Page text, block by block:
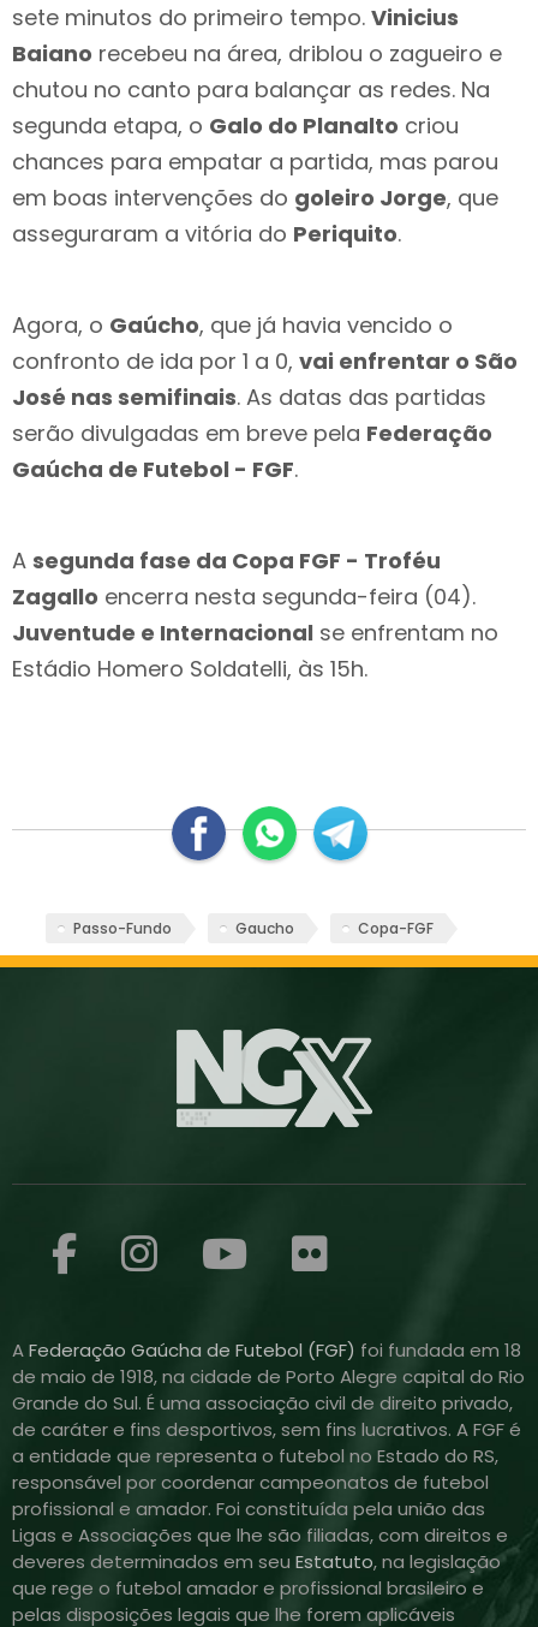
sete minutos do primeiro tempo. Vinicius
Baiano recebeu na área, driblou o zagueiro e
chutou no canto para balançar as redes. Na
segunda etapa, o Galo do Planalto criou
chances para empatar a partida, mas parou
em boas intervenções do goleiro Jorge, que
asseguraram a vitória do Periquito.
Agora, o Gaúcho, que já havia vencido o
confronto de ida por 1 a 0, vai enfrentar o São
José nas semifinais. As datas das partidas
serão divulgadas em breve pela Federação
Gaúcha de Futebol - FGF.
A segunda fase da Copa FGF - Troféu
Zagallo encerra nesta segunda-feira (04).
Juventude e Internacional se enfrentam no
Estádio Homero Soldatelli, às 15h.
Passo-Fundo Gaucho Copa-FGF
AFederação Gaúcha de Futebol (FGF) foi fundada em 18
de maio de 1918, na cidade de Porto Alegre capital do Rio
Grande do Sul. É uma associação civil de direito privado,
de caráter e fins desportivos, sem fins lucrativos. A FGF é
a entidade que representa o futebol no Estado do RS,
responsável por coordenar campeonatos de futebol
profissional e amador. Foi constituída pela união das
Ligas e Associações que lhe são filiadas, com direitos e
deveres determinados em seu Estatuto, na legislação
que rege o futebol amador e profissional brasileiro e
pelas disposições legais que lhe forem aplicáveis